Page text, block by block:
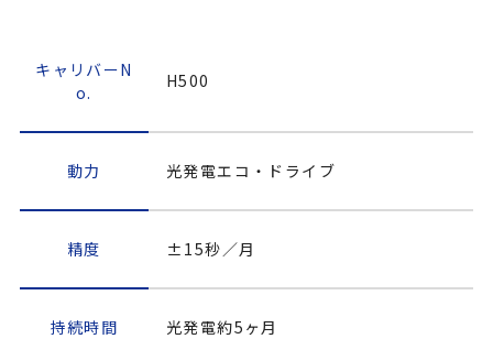
キャリバーN
o.
H500
動力 光発電エコ・ドライブ
精度 ±15秒／月
持続時間 光発電約5ヶ月